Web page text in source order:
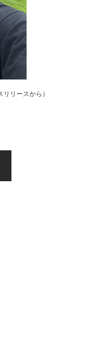
リースから）